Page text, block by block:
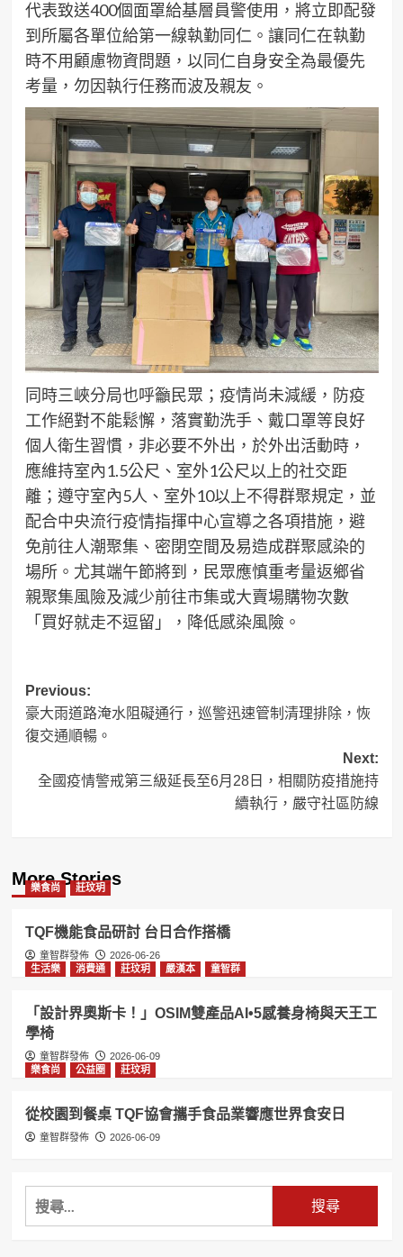
代表致送400個面罩給基層員警使用，將立即配發
到所屬各單位給第一線執勤同仁。讓同仁在執勤
時不用顧慮物資問題，以同仁自身安全為最優先
考量，勿因執行任務而波及親友。
同時三峽分局也呼籲民眾；疫情尚未減緩，防疫
工作絕對不能鬆懈，落實勤洗手、戴口罩等良好
個人衛生習慣，非必要不外出，於外出活動時，
應維持室內1.5公尺、室外1公尺以上的社交距
離；遵守室內5人、室外10以上不得群聚規定，並
配合中央流行疫情指揮中心宣導之各項措施，避
免前往人潮聚集、密閉空間及易造成群聚感染的
場所。尤其端午節將到，民眾應慎重考量返鄉省
親聚集風險及減少前往市集或大賣場購物次數
「買好就走不逗留」，降低感染風險。
Post
navigation
Previous:
豪大雨道路淹水阻礙通行，巡警迅速管制清理排除，恢
復交通順暢。
Next:
全國疫情警戒第三級延長至6月28日，相關防疫措施持
續執行，嚴守社區防線
More Stories
樂食尚 莊玟玥
TQF機能食品研討 台日合作搭橋
童智群發佈
2026-06-26
生活樂
消費通 莊玟玥 嚴漢本 童智群
「設計界奧斯卡！」OSIM雙產品AI•5感養身椅與天王工
學椅
童智群發佈
2026-06-09
樂食尚
公益圈 莊玟玥
從校園到餐桌 TQF協會攜手食品業響應世界食安日
童智群發佈 2026-06-09
搜
尋